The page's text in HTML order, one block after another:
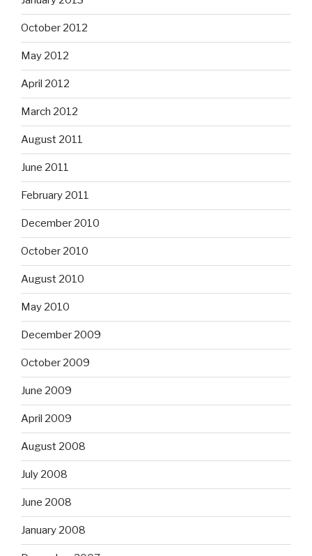
October 2012
May 2012
April 2012
March 2012
August 2011
June 2011
February 2011
December 2010
October 2010
August 2010
May 2010
December 2009
October 2009
June 2009
April 2009
August 2008
July 2008
June 2008
January 2008